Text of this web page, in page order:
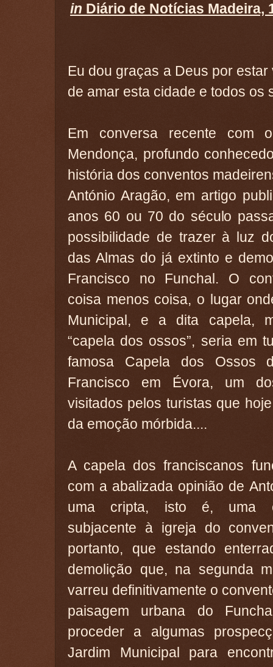
in Diário de Notícias Madeira,
Eu dou graças a Deus por
de amar esta cidade e todos os
Em conversa recente com
Mendonça, profundo
história dos conventos
António Aragão, em artigo
anos 60 ou 70 do século
possibilidade de trazer à luz
das Almas do já extinto e
Francisco no Funchal. O
coisa menos coisa, o lugar
Municipal, e a dita capela,
“capela dos ossos”, seria em
famosa Capela dos Ossos
Francisco em Évora, um
visitados pelos turistas que
da emoção mórbida....
A capela dos franciscanos
com a abalizada opinião de
uma cripta, isto é, uma
subjacente à igreja do
portanto, que estando
demolição que, na segunda
varreu definitivamente o
paisagem urbana do
proceder a algumas
Jardim Municipal para